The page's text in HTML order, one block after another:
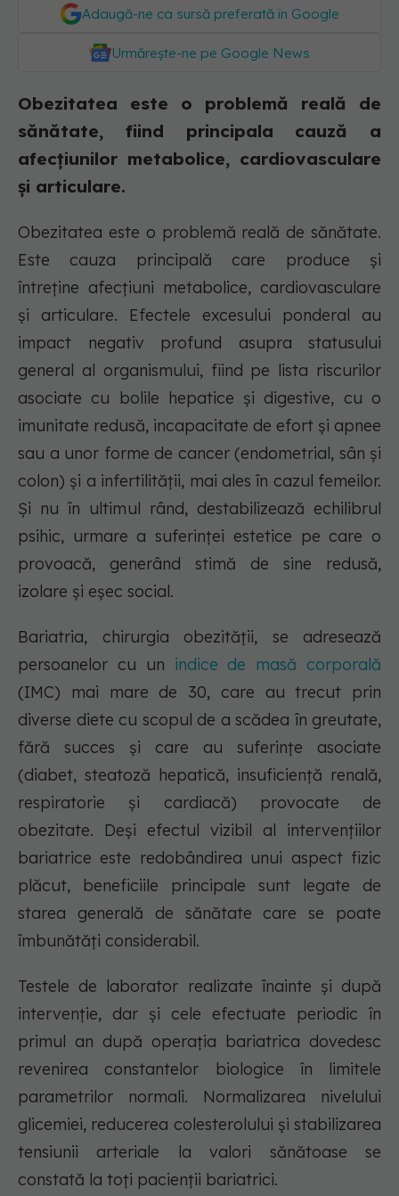
Adaugă-ne ca sursă preferată în Google
Urmărește-ne pe Google News
Obezitatea este o problemă reală de
sănătate, fiind principala cauză a
afecțiunilor metabolice, cardiovasculare
și articulare.
Obezitatea este o problemă reală de sănătate.
Este cauza principală care produce și
întreține afecțiuni metabolice, cardiovasculare
și articulare. Efectele excesului ponderal au
impact negativ profund asupra statusului
general al organismului, fiind pe lista riscurilor
asociate cu bolile hepatice și digestive, cu o
imunitate redusă, incapacitate de efort și apnee
sau a unor forme de cancer (endometrial, sân și
colon) și a infertilității, mai ales în cazul femeilor.
Și nu în ultimul rând, destabilizează echilibrul
psihic, urmare a suferinței estetice pe care o
provoacă, generând stimă de sine redusă,
izolare și eșec social.
Bariatria, chirurgia obezității, se adresează
persoanelor cu un indice de masă corporală
(IMC) mai mare de 30, care au trecut prin
diverse diete cu scopul de a scădea în greutate,
fără succes și care au suferințe asociate
(diabet, steatoză hepatică, insuficiență renală,
respiratorie și cardiacă) provocate de
obezitate. Deși efectul vizibil al intervențiilor
bariatrice este redobândirea unui aspect fizic
plăcut, beneficiile principale sunt legate de
starea generală de sănătate care se poate
îmbunătăți considerabil.
Testele de laborator realizate înainte și după
intervenție, dar și cele efectuate periodic în
primul an după operația bariatrica dovedesc
revenirea constantelor biologice în limitele
parametrilor normali. Normalizarea nivelului
glicemiei, reducerea colesterolului și stabilizarea
tensiunii arteriale la valori sănătoase se
constată la toți pacienții bariatrici.